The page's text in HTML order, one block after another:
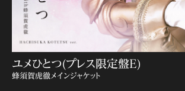
ユメひとつ(プレス限定盤E)
蜂須賀虎徹メインジャケット